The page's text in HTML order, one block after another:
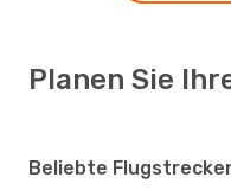
Planen Sie
Beliebte